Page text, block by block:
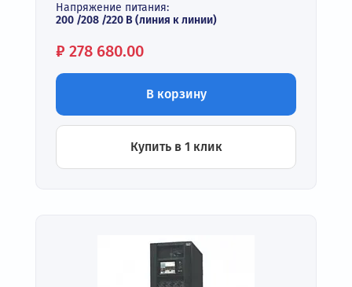
Напряжение питания:
200 /208 /220 В (линия к линии)
Цена:
₽ 278 680.00
В корзину
Купить в 1 клик